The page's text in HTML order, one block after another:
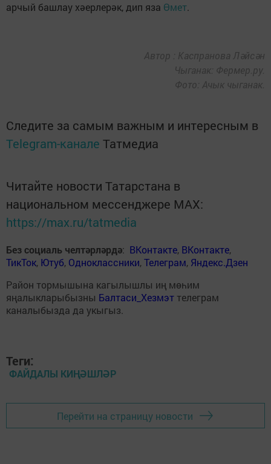
арчый башлау хәерлерәк, дип яза Өмет.
Автор : Каспранова Ләйсән
Чыганак: Фермер.ру.
Фото: Ачык чыганак.
Следите за самым важным и интересным в
Telegram-канале Татмедиа
Читайте новости Татарстана в
национальном мессенджере MАХ:
https://max.ru/tatmedia
Без социаль челтәрләрдә: ВКонтакте, ВКонтакте,
ТикТок, Ютуб, Одноклассники,Телеграм, Яндекс.Дзен
Район тормышына кагылышлы иң мөһим
яңалыкларыбызны Балтаси_Хезмэт телеграм
каналыбызда да укыгыз.
Теги:
ФАЙДАЛЫ КИҢӘШЛӘР
Перейти на страницу новости